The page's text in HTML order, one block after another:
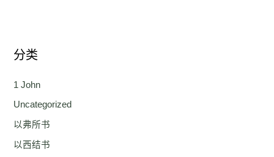
分类
1 John
Uncategorized
以弗所书
以西结书